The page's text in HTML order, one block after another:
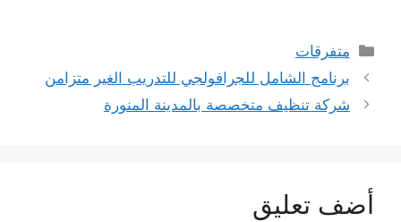
التصنيفات
متفرقات
برنامج الشامل للجرافولجي للتدريب الغير متزامن
شركة تنظيف متخصصة بالمدينة المنورة
أضف تعليق